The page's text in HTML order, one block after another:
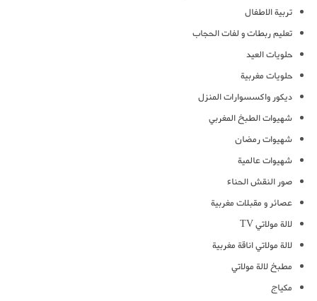
تربية الاطفال
تعليم ربطات و لفات الحجاب
حلويات العيد
حلويات مغربية
ديكور واكسسوارات المنزل
شهيوات الطبخ المغربي
شهيوات رمضان
شهيوات عالمية
صور النقش الحناء
عصائر و مقبلات مغربية
لالة مولاتي TV
لالة مولاتي اناقة مغربية
مطبخ لالة مولاتي
مكياج